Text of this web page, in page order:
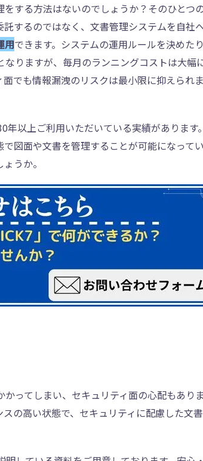
する方法はないのでしょうか？そのひとつ
するのではなく、文書管理システムを自社
用できます。システムの運用ルールを決めた
りますが、毎月のランニングコストは大幅
でも情報漏洩のリスクは最小限に抑えられ
以上ご利用いただいている実績があります
図面や文書を管理することが可能になって
うか。
ってしまい、セキュリティ面の心配もあり
の高い状態で、セキュリティに配慮した文